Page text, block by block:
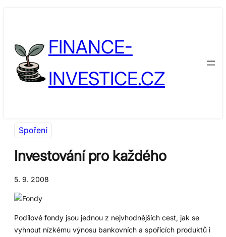
FINANCE-
INVESTICE.CZ
Spoření
Investování pro každého
5. 9. 2008
Podílové fondy jsou jednou z nejvhodnějších cest, jak se
vyhnout nízkému výnosu bankovních a spořících produktů i